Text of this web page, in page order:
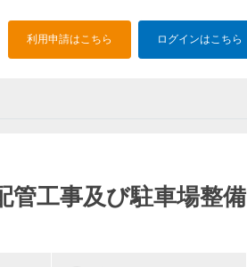
利用申請はこちら ログインはこちら
管工事及び駐車場整備